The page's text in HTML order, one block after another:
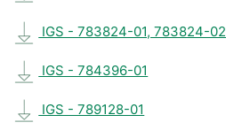
IGS - 783824-01, 783824-02
IGS - 784396-01
IGS - 789128-01